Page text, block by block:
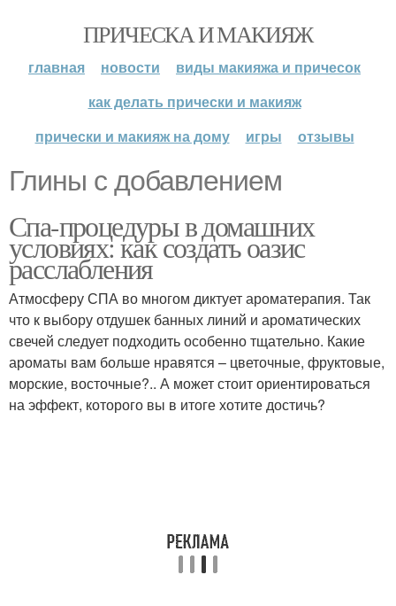
ПРИЧЕСКА И МАКИЯЖ
главная новости
виды макияжа и причесок
как делать прически и макияж
прически и макияж на дому
игры отзывы
Глины с добавлением
Спа-процедуры в домашних
условиях: как создать оазис
расслабления
Атмосферу СПА во многом диктует ароматерапия. Так
что к выбору отдушек банных линий и ароматических
свечей следует подходить особенно тщательно. Какие
ароматы вам больше нравятся – цветочные, фруктовые,
морские, восточные?.. А может стоит ориентироваться
на эффект, которого вы в итоге хотите достичь?